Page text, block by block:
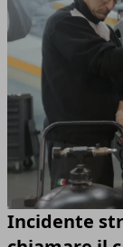
Incidente